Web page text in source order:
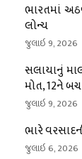
ભારતમાં
લોન્ચ
જુલાઇ 9, 2026
સલાયાનું
મોત, 12ને
જુલાઇ 9, 2026
ભારે
જુલાઇ 6, 2026